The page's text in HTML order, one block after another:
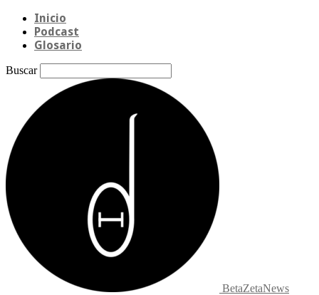
Inicio
Podcast
Glosario
Buscar
BetaZetaNews